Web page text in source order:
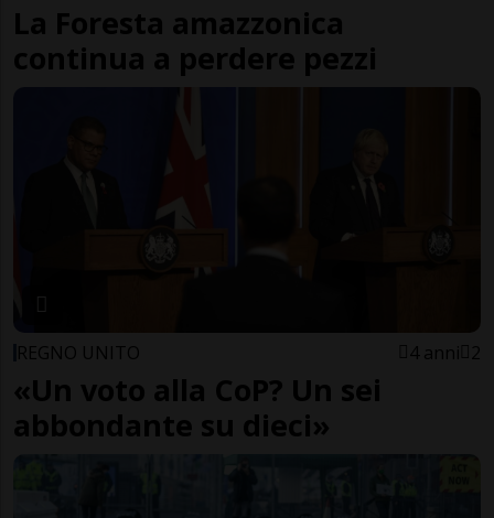
La Foresta amazzonica
continua a perdere pezzi
REGNO UNITO 4 anni 2
«Un voto alla CoP? Un sei
abbondante su dieci»